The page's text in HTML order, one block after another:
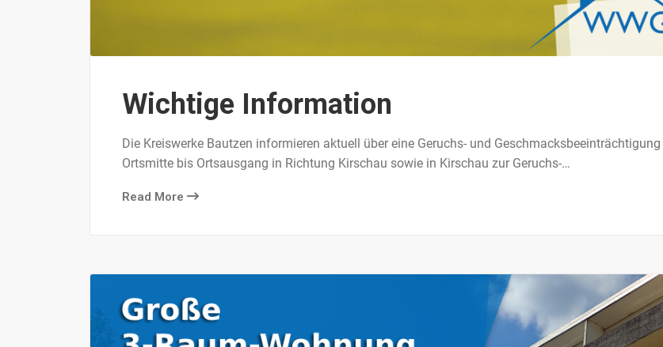
Wichtige Information
Die Kreiswerke Bautzen informieren aktuell über eine Geruchs- und
Ortsmitte bis Ortsausgang in Richtung Kirschau sowie in Kirschau zur Geruchs-…
Read More